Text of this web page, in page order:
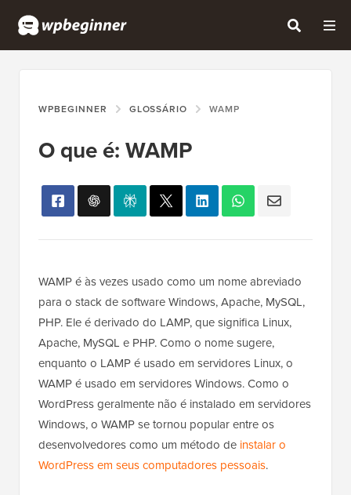
WPBEGINNER GLOSSÁRIO WAMP
O que é: WAMP
WAMP é às vezes usado como um nome abreviado
para o stack de software Windows, Apache, MySQL,
PHP. Ele é derivado do LAMP, que significa Linux,
Apache, MySQL e PHP. Como o nome sugere,
enquanto o LAMP é usado em servidores Linux, o
WAMP é usado em servidores Windows. Como o
WordPress geralmente não é instalado em servidores
Windows, o WAMP se tornou popular entre os
desenvolvedores como um método de instalar o
WordPress em seus computadores pessoais.